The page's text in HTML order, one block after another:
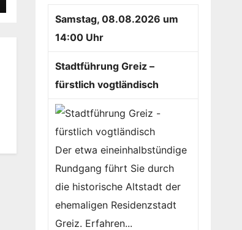
Samstag, 08.08.2026 um
14:00 Uhr
Stadtführung Greiz –
fürstlich vogtländisch
Der etwa eineinhalbstündige
Rundgang führt Sie durch
die historische Altstadt der
ehemaligen Residenzstadt
Greiz. Erfahren...